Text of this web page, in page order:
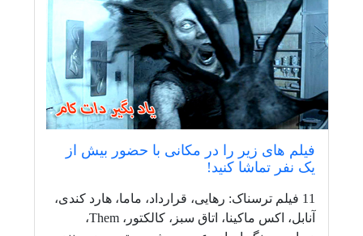
فیلم های زیر را در مکانی با حضور بیش از
یک نفر تماشا کنید!
11 فیلم ترسناک: رهایی، قرارداد، ماما، هارد کندی،
آنابل، اکس ماکینا، اتاق سبز، کالکتور، Them،